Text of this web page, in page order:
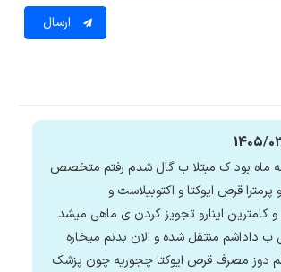
ارسال
ماه بود ک مبتلا ب گال شدم رفتم متخصص
قرص ایوکتا و اکتوبیلاست و
و کامترین اینارو تجویز کردن ی ماهی میشد
داداشم منتقل شده و الان بدنم میخاره
دوز مصرف قرص ایوکتا چجوریه چون پزشک